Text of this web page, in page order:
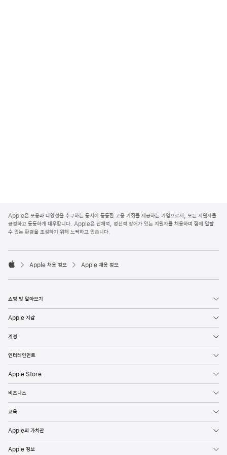
p
p
l
o
e
Apple은 포용과 다양성을 추구하는 동시에 동등한 고용 기회를 제공하는 기업으로서, 모든 지원자를
공정하고 동등하게 대우합니다. Apple은 신체적, 정신적 장애가 있는 지원자를 채용하며 함께 일할
수 있는 환경을 조성하기 위해 노력하고 있습니다.

p
l
Apple 채용 정보 Apple 채용 정보
쇼핑 및 알아보기
Apple 지갑
계정
엔터테인먼트
Apple Store
비즈니스
교육
Apple의 가치관
Apple 정보